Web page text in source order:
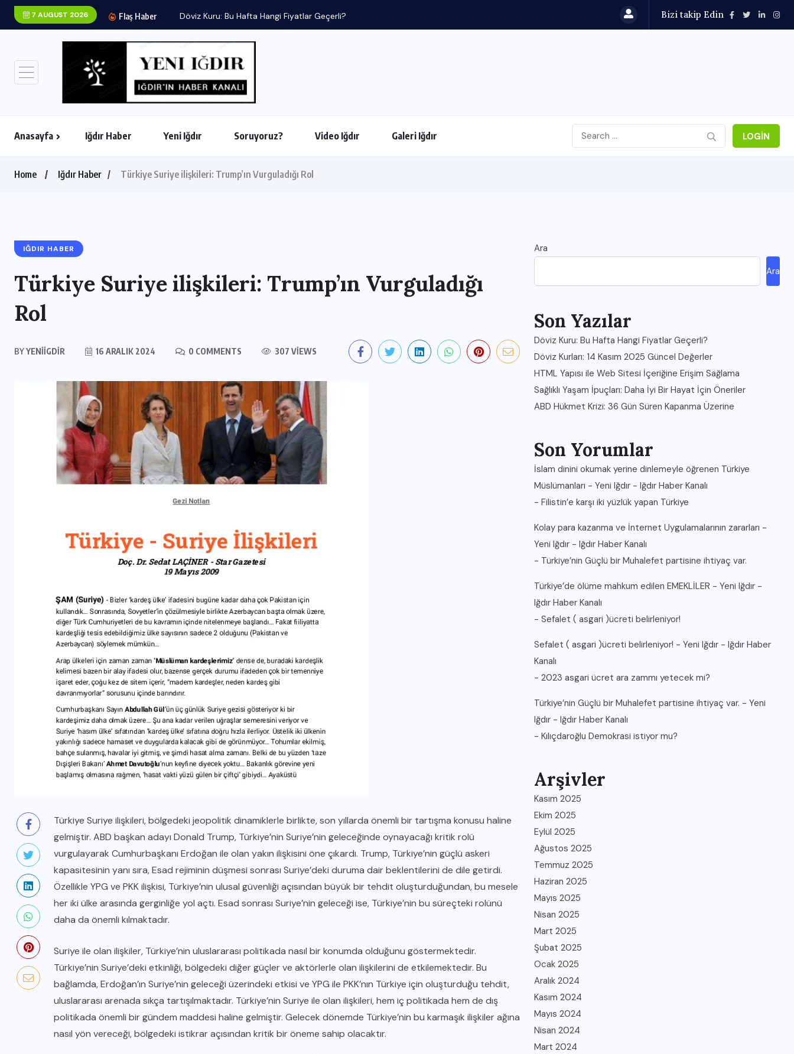
7 AUGUST 2026 Flaş Haber Döviz Kuru: Bu Hafta Hangi Fiyatlar Geçerli? Bizi takip Edin
Anasayfa Iğdır Haber Yeni Iğdır Soruyoruz? Video Iğdır Galeri Iğdır LOGIN
Home Iğdır Haber Türkiye Suriye ilişkileri: Trump’ın Vurguladığı Rol
IĞDIR HABER
Türkiye Suriye ilişkileri: Trump’ın Vurguladığı
Rol
BYYENIIGDIR 16 ARALIK 2024 0 COMMENTS 307 VIEWS
Türkiye Suriye ilişkileri, bölgedeki jeopolitik dinamiklerle birlikte, son yıllarda önemli bir tartışma konusu haline
gelmiştir. ABD başkan adayı Donald Trump, Türkiye’nin Suriye’nin geleceğinde oynayacağı kritik rolü
vurgulayarak Cumhurbaşkanı Erdoğan ile olan yakın ilişkisini öne çıkardı. Trump, Türkiye’nin güçlü askeri
kapasitesinin yanı sıra, Esad rejiminin düşmesi sonrası Suriye’deki duruma dair beklentilerini de dile getirdi.
Özellikle YPG ve PKK ilişkisi, Türkiye’nin ulusal güvenliği açısından büyük bir tehdit oluşturduğundan, bu mesele
her iki ülke arasında gerginliğe yol açtı. Esad sonrası Suriye’nin geleceği ise, Türkiye’nin bu süreçteki rolünü
daha da önemli kılmaktadır.
Suriye ile olan ilişkiler, Türkiye’nin uluslararası politikada nasıl bir konumda olduğunu göstermektedir.
Türkiye’nin Suriye’deki etkinliği, bölgedeki diğer güçler ve aktörlerle olan ilişkilerini de etkilemektedir. Bu
bağlamda, Erdoğan’ın Suriye’nin geleceği üzerindeki etkisi ve YPG ile PKK’nın Türkiye için oluşturduğu tehdit,
uluslararası arenada sıkça tartışılmaktadır. Türkiye’nin Suriye ile olan ilişkileri, hem iç politikada hem de dış
politikada önemli bir gündem maddesi haline gelmiştir. Gelecek dönemde Türkiye’nin bu karmaşık ilişkiler ağına
nasıl yön vereceği, bölgedeki istikrar açısından kritik bir öneme sahip olacaktır.
Ara
Ara
Son Yazılar
Döviz Kuru: Bu Hafta Hangi Fiyatlar Geçerli?
Döviz Kurları: 14 Kasım 2025 Güncel Değerler
HTML Yapısı ile Web Sitesi İçeriğine Erişim Sağlama
Sağlıklı Yaşam İpuçları: Daha İyi Bir Hayat İçin Öneriler
ABD Hükmet Krizi: 36 Gün Süren Kapanma Üzerine
Son Yorumlar
İslam dinini okumak yerine dinlemeyle öğrenen Türkiye
Müslümanları - Yeni Iğdır - Iğdır Haber Kanalı
- Filistin’e karşı iki yüzlük yapan Türkiye
Kolay para kazanma ve İnternet Uygulamalarının zararları -
Yeni Iğdır - Iğdır Haber Kanalı
- Türkiye’nin Güçlü bir Muhalefet partisine ihtiyaç var.
Türkiye’de ölüme mahkum edilen EMEKLİLER - Yeni Iğdır -
Iğdır Haber Kanalı
- Sefalet ( asgari )ücreti belirleniyor!
Sefalet ( asgari )ücreti belirleniyor! - Yeni Iğdır - Iğdır Haber
Kanalı
- 2023 asgari ücret ara zammı yetecek mi?
Türkiye’nin Güçlü bir Muhalefet partisine ihtiyaç var. - Yeni
Iğdır - Iğdır Haber Kanalı
- Kılıçdaroğlu Demokrasi istiyor mu?
Arşivler
Kasım 2025
Ekim 2025
Eylül 2025
Ağustos 2025
Temmuz 2025
Haziran 2025
Mayıs 2025
Nisan 2025
Mart 2025
Şubat 2025
Ocak 2025
Aralık 2024
Kasım 2024
Mayıs 2024
Nisan 2024
Mart 2024